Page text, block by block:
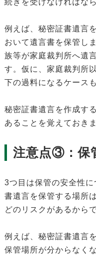
続きを受けなければな
例えば、秘密証書遺言
おいて遺言書を保管し
族等が家庭裁判所へ遺
す。仮に、家庭裁判所
下の過料になるケース
秘密証書遺言を作成す
あることを覚えておき
注意点③：保
3つ目は保管の安全性
書遺言を保管する場所
どのリスクがあるからで
例えば、秘密証書遺言
保管場所が分からなく